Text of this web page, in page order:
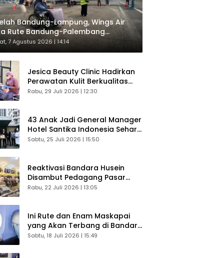
Bandung-Lampung, Wings Air
Rute Bandung-Palembang
Langsung Penumpang
7 Agustus 2026 | 14:14
Jesica Beauty Clinic Hadirkan
Perawatan Kulit Berkualitas
Plus Konsultasi Gratis
Rabu, 29 Juli 2026 | 12:30
43 Anak Jadi General Manager
Hotel Santika Indonesia Sehari
Sukses Digelar
Sabtu, 25 Juli 2026 | 15:50
Reaktivasi Bandara Husein
Disambut Pedagang Pasar
Baru, Diyakini Bangkitkan
Rabu, 22 Juli 2026 | 13:05
Ini Rute dan Enam Maskapai
yang Akan Terbang di Bandara
Husein Sastranegara
Sabtu, 18 Juli 2026 | 15:49